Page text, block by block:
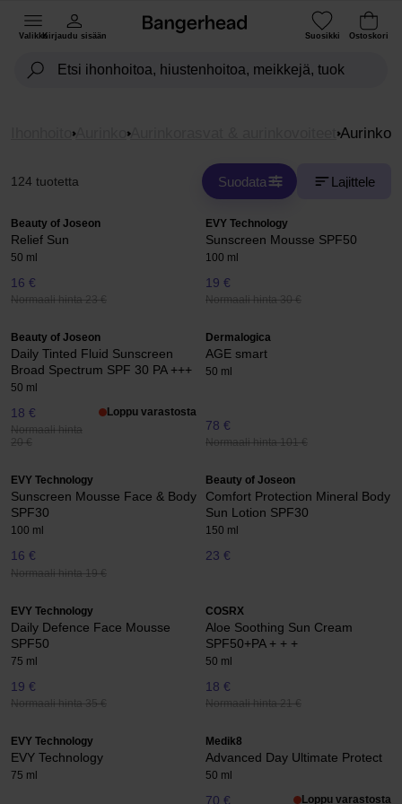
ValikkoKirjaudu sisään Suosikki Ostoskori
Aurinko Aurinkorasvat & aurinkovoiteet
124 tuotetta Suodata Lajittele
Beauty of Joseon
Relief Sun
50 ml
16 €
Normaali hinta 23 €
EVY Technology
Sunscreen Mousse SPF50
100 ml
19 €
Normaali hinta 30 €
Beauty of Joseon
Daily Tinted Fluid Sunscreen
Broad Spectrum SPF 30 PA +++
50 ml
18 €
Normaali hinta
20 €
Loppu varastosta
Dermalogica
AGE smart
50 ml
78 €
Normaali hinta 101 €
EVY Technology
Sunscreen Mousse Face & Body
SPF30
100 ml
16 €
Normaali hinta 19 €
Beauty of Joseon
Comfort Protection Mineral Body
Sun Lotion SPF30
150 ml
23 €
EVY Technology
Daily Defence Face Mousse
SPF50
75 ml
19 €
Normaali hinta 35 €
COSRX
Aloe Soothing Sun Cream
SPF50+PA + + +
50 ml
18 €
Normaali hinta 21 €
EVY Technology
EVY Technology
75 ml
Medik8
Advanced Day Ultimate Protect
50 ml
70 € Loppu varastosta